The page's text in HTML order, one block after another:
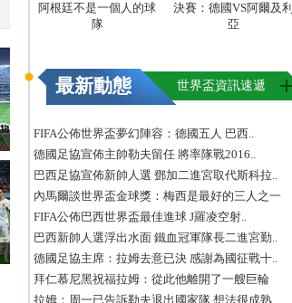
阿根廷不是一個人的球
隊
決賽：德國VS阿爾及利
亞
最新動態 世界盃資訊速遞
FIFA公佈世界盃夢幻陣容：德國五人 巴西..
德國足協宣佈主帥勒夫留任 將率隊戰2016..
巴西足協宣佈新帥人選 鄧加二進宮取代斯科拉..
內馬爾談世界盃金球獎：梅西是最好的三人之一
FIFA公佈巴西世界盃最佳進球 J羅凌空射..
巴西新帥人選浮出水面 鐵血冠軍隊長二進宮勤..
德國足協主席：拉姆去意已決 感謝為國征戰十..
拜仁慕尼黑祝福拉姆：從此他離開了一艘巨輪
拉姆：周一已告訴勒夫退出國家隊 想法很成熟